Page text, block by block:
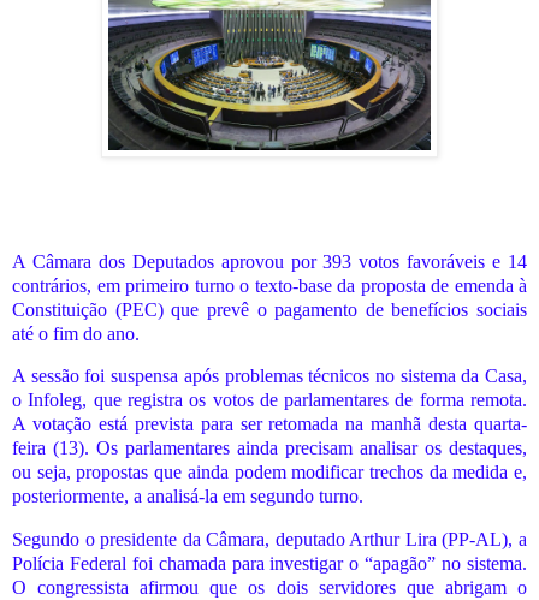
A Câmara dos Deputados aprovou por 393 votos favoráveis e 14
contrários, em primeiro turno o texto-base da proposta de emenda à
Constituição (PEC) que prevê o pagamento de benefícios sociais
até o fim do ano.
A sessão foi suspensa após problemas técnicos no sistema da Casa,
o Infoleg, que registra os votos de parlamentares de forma remota.
A votação está prevista para ser retomada na manhã desta quarta-
feira (13). Os parlamentares ainda precisam analisar os destaques,
ou seja, propostas que ainda podem modificar trechos da medida e,
posteriormente, a analisá-la em segundo turno.
Segundo o presidente da Câmara, deputado Arthur Lira (PP-AL), a
Polícia Federal foi chamada para investigar o “apagão” no sistema.
O congressista afirmou que os dois servidores que abrigam o